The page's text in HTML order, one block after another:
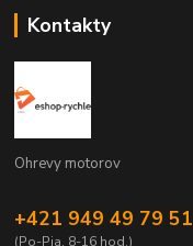
Kontakty
Ohrevy motorov
+421 949 49 79 51
(Po-Pia, 8-16 hod.)